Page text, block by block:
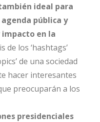
ideal para
pública y
en la
de los ‘hashtags’
de una sociedad
hacer interesantes
preocuparán a los
presidenciales